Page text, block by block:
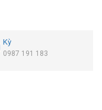
Kỳ
0987 191 183